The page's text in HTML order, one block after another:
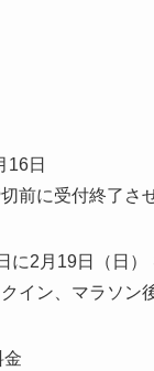
16日
前に受付終了さ
に2月19日（日
イン、マラソン
金